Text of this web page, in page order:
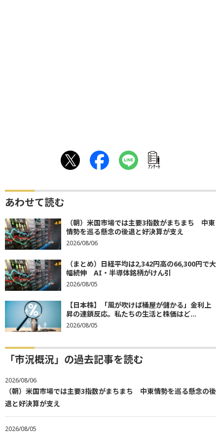
ｱﾝｹｰﾄ
あわせて読む
（朝）米国市場では主要3指数がまちまち 中東
情勢を巡る懸念の後退と好決算が支え
2026/08/06
（まとめ）日経平均は2,342円高の66,300円で大
幅続伸 AI・半導体銘柄がけん引
2026/08/05
【日本株】「風が吹けば桶屋が儲かる」金利上
昇の連鎖反応。私たちの生活と株価はど...
2026/08/05
「市況概況」の過去記事を読む
2026/08/06
（朝）米国市場では主要3指数がまちまち 中東情勢を巡る懸念の後
退と好決算が支え
2026/08/05